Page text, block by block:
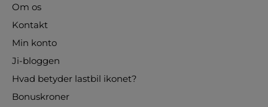
Om os
Kontakt
Min konto
Ji-bloggen
Hvad betyder lastbil ikonet?
Bonuskroner